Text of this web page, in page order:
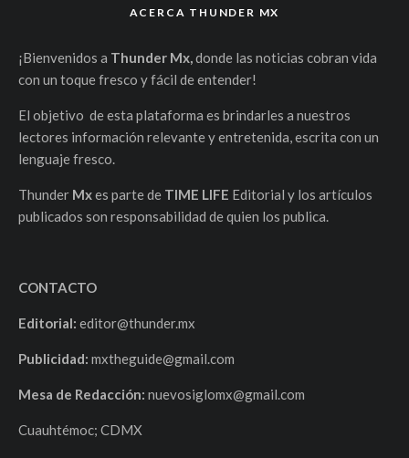
ACERCA THUNDER MX
¡Bienvenidos a Thunder Mx,donde las noticias cobran vida
con un toque fresco y fácil de entender!
El objetivo de esta plataforma es brindarles a nuestros
lectores información relevante y entretenida, escrita con un
lenguaje fresco.
Thunder Mxes parte de TIME LIFE Editorial y los artículos
publicados son responsabilidad de quien los publica.
CONTACTO
Editorial: editor@thunder.mx
Publicidad: mxtheguide@gmail.com
Mesa de Redacción: nuevosiglomx@gmail.com
Cuauhtémoc; CDMX